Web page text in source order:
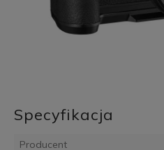
Specyfikacja
Producent